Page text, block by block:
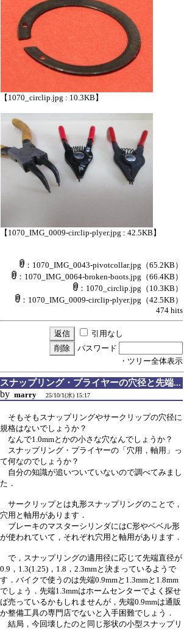
【1070_circlip.jpg : 10.3KB】
【1070_IMG_0009-circlip-plyer.jpg : 42.5KB】
：1070_IMG_0043-pivotcollar.jpg （65.2KB）
：1070_IMG_0064-broken-boots.jpg （66.4KB）
：1070_circlip.jpg （10.3KB）
：1070_IMG_0009-circlip-plyer.jpg （42.5KB）
474 hits
引用なし
パスワード
・ツリー全体表示
スナップリング・プライヤーの穴径と先端...
by marry 25/10/1(水) 15:17
そもそもスナップリングやサークリップの穴径に
規格はないでしょうか？
なんで1.0mmとかの小さな穴なんでしょうか？
スナップリング・プライヤーの「穴用，軸用」っ
て何なのでしょうか？
自分の知識が追いついていないので調べてみまし
た．
サークリップとは丸形スナップリングのことで，
穴用と軸用があります．
ブレーキのマスターシリンダにはC形やベベル形
が使われていて，それぞれ穴用と軸用があります．
で，スナップリングの適用径に応じて先端直径が
0.9，1.3(1.25)，1.8，2.3mmと決まっているようで
す．バイクで使うのは先端0.9mmと1.3mmと1.8mm
でしょう．先端1.3mmはホームセンターでよく探せ
ば売っているかもしれませんが，先端0.9mmは通販
か整備工具の専門店でないと入手困難でしょう．
結局，今回壊したのと同じ形状の小型スナップリ